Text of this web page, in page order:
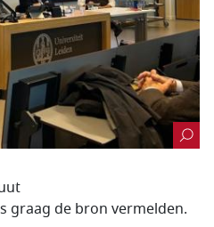
graag de bron vermelden.